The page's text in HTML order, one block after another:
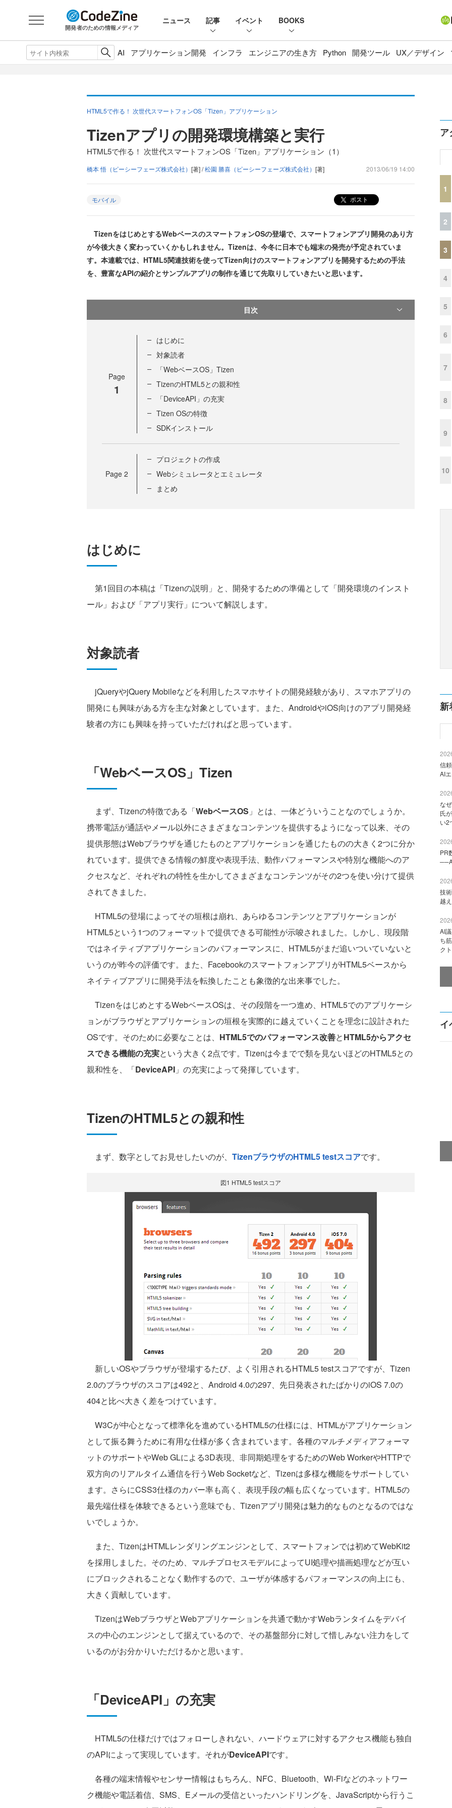
開発者のための情報メディア
ニュース 記事 イベント BOOKS
AI アプリケーション開発 インフラ エンジニアの生き方 Python 開発ツール UX／デザイン
HTML5で作る！ 次世代スマートフォンOS「Tizen」アプリケーション
Tizenアプリの開発環境構築と実行
HTML5で作る！ 次世代スマートフォンOS「Tizen」アプリケーション（1）
橋本 悟（ピーシーフェーズ株式会社） [著] /松園 勝喜（ピーシーフェーズ株式会社） [著] 2013/06/19 14:00
モバイル ポスト
TizenをはじめとするWebベースのスマートフォンOSの登場で、スマートフォンアプリ開発のあり方
が今後大きく変わっていくかもしれません。Tizenは、今冬に日本でも端末の発売が予定されていま
す。本連載では、HTML5関連技術を使ってTizen向けのスマートフォンアプリを開発するための手法
を、豊富なAPIの紹介とサンプルアプリの制作を通じて先取りしていきたいと思います。
目次
Page
1
はじめに
対象読者
「WebベースOS」Tizen
TizenのHTML5との親和性
「DeviceAPI」の充実
Tizen OSの特徴
SDKインストール
Page 2
プロジェクトの作成
Webシミュレータとエミュレータ
まとめ
はじめに
第1回目の本稿は「Tizenの説明」と、開発するための準備として「開発環境のインスト
ール」および「アプリ実行」について解説します。
対象読者
jQueryやjQuery Mobileなどを利用したスマホサイトの開発経験があり、スマホアプリの
開発にも興味がある方を主な対象としています。また、AndroidやiOS向けのアプリ開発経
験者の方にも興味を持っていただければと思っています。
「WebベースOS」Tizen
まず、Tizenの特徴である「WebベースOS 」とは、一体どういうことなのでしょうか。
携帯電話が通話やメール以外にさまざまなコンテンツを提供するようになって以来、その
提供形態はWebブラウザを通じたものとアプリケーションを通じたものの大きく2つに分か
れています。提供できる情報の鮮度や表現手法、動作パフォーマンスや特別な機能へのア
クセスなど、それぞれの特性を生かしてさまざまなコンテンツがその2つを使い分けて提供
されてきました。
HTML5の登場によってその垣根は崩れ、あらゆるコンテンツとアプリケーションが
HTML5という1つのフォーマットで提供できる可能性が示唆されました。しかし、現段階
ではネイティブアプリケーションのパフォーマンスに、HTML5がまだ追いついていないと
いうのが昨今の評価です。また、FacebookのスマートフォンアプリがHTML5ベースから
ネイティブアプリに開発手法を転換したことも象徴的な出来事でした。
TizenをはじめとするWebベースOSは、その段階を一つ進め、HTML5でのアプリケーシ
ョンがブラウザとアプリケーションの垣根を実際的に越えていくことを理念に設計された
OSです。そのために必要なことは、 HTML5でのパフォーマンス改善とHTML5からアクセ
スできる機能の充実という大きく2点です。Tizenは今までで類を見ないほどのHTML5との
親和性を、「DeviceAPI 」の充実によって発揮しています。
TizenのHTML5との親和性
まず、数字としてお見せしたいのが、 TizenブラウザのHTML5 testスコアです。
図1 HTML5 testスコア
新しいOSやブラウザが登場するたび、よく引用されるHTML5 testスコアですが、Tizen
2.0のブラウザのスコアは492と、Android 4.0の297、先日発表されたばかりのiOS 7.0の
404と比べ大きく差をつけています。
W3Cが中心となって標準化を進めているHTML5の仕様には、HTMLがアプリケーション
として振る舞うために有用な仕様が多く含まれています。各種のマルチメディアフォーマ
ットのサポートやWeb GLによる3D表現、非同期処理をするためのWeb WorkerやHTTPで
双方向のリアルタイム通信を行うWeb Socketなど、Tizenは多様な機能をサポートしてい
ます。さらにCSS3仕様のカバー率も高く、表現手段の幅も広くなっています。HTML5の
最先端仕様を体験できるという意味でも、Tizenアプリ開発は魅力的なものとなるのではな
いでしょうか。
また、TizenはHTMLレンダリングエンジンとして、スマートフォンでは初めてWebKit2
を採用しました。そのため、マルチプロセスモデルによってUI処理や描画処理などが互い
にブロックされることなく動作するので、ユーザが体感するパフォーマンスの向上にも、
大きく貢献しています。
TizenはWebブラウザとWebアプリケーションを共通で動かすWebランタイムをデバイ
スの中心のエンジンとして据えているので、その基盤部分に対して惜しみない注力をして
いるのがお分かりいただけるかと思います。
「DeviceAPI」の充実
HTML5の仕様だけではフォローしきれない、ハードウェアに対するアクセス機能も独自
のAPIによって実現しています。それがDeviceAPIです。
各種の端末情報やセンサー情報はもちろん、NFC、Bluetooth、Wi-Fiなどのネットワー
ク機能や電話着信、SMS、Eメールの受信といったハンドリングを、JavaScriptから行うこ
ア
1
2
3
4
5
6
7
8
9
10
新
信
AI
な
氏
い2
PR
技
越
AI
ち
ク
イ